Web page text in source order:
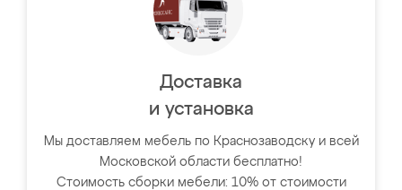
Доставка
и установка
Мы доставляем мебель по Краснозаводску и всей
Московской области бесплатно!
Стоимость сборки мебели: 10% от стоимости